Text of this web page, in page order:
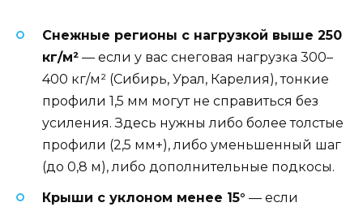
Снежные регионы с нагрузкой выше 250
кг/м² — если у вас снеговая нагрузка 300–
400 кг/м² (Сибирь, Урал, Карелия), тонкие
профили 1,5 мм могут не справиться без
усиления. Здесь нужны либо более толстые
профили (2,5 мм+), либо уменьшенный шаг
(до 0,8 м), либо дополнительные подкосы.
Крыши с уклоном менее 15° — если